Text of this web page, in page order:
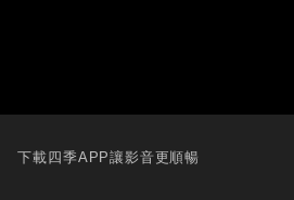
下載四季APP讓影音更順暢